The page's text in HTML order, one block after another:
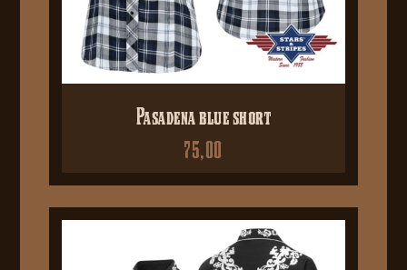
Pasadena blue short
75,00